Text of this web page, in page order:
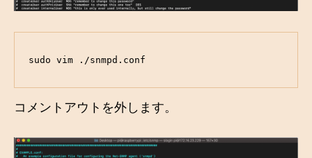
sudo vim ./snmpd.conf
コメントアウトを外します。